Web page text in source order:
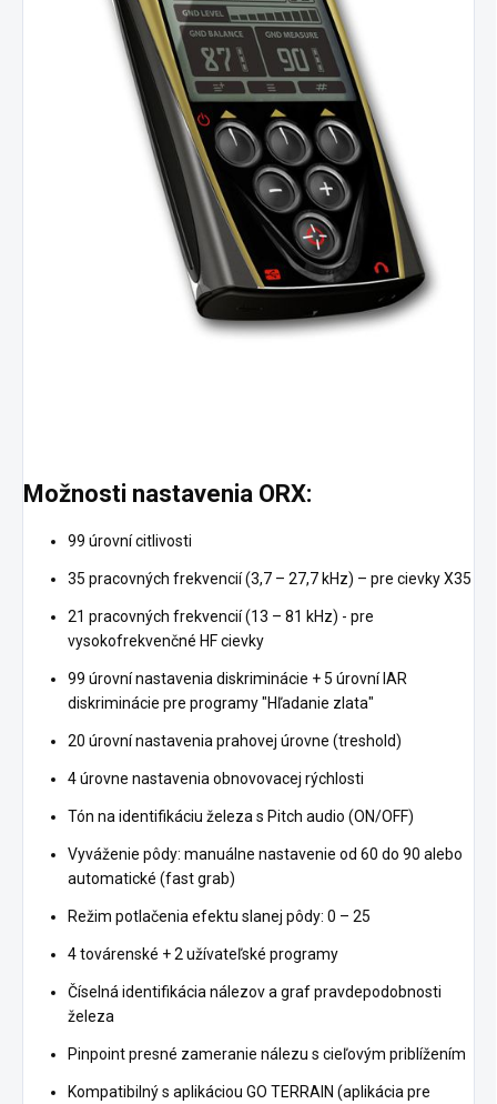
Možnosti nastavenia ORX:
99 úrovní citlivosti
35 pracovných frekvencií (3,7 – 27,7 kHz) – pre cievky X35
21 pracovných frekvencií (13 – 81 kHz) - pre
vysokofrekvenčné HF cievky
99 úrovní nastavenia diskriminácie + 5 úrovní IAR
diskriminácie pre programy "Hľadanie zlata"
20 úrovní nastavenia prahovej úrovne (treshold)
4 úrovne nastavenia obnovovacej rýchlosti
Tón na identifikáciu železa s Pitch audio (ON/OFF)
Vyváženie pôdy: manuálne nastavenie od 60 do 90 alebo
automatické (fast grab)
Režim potlačenia efektu slanej pôdy: 0 – 25
4 továrenské + 2 užívateľské programy
Číselná identifikácia nálezov a graf pravdepodobnosti
železa
Pinpoint presné zameranie nálezu s cieľovým priblížením
Kompatibilný s aplikáciou GO TERRAIN (aplikácia pre